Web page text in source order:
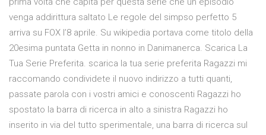
venga addirittura saltato Le regole del simpso perfetto 5
arriva su FOX l’8 aprile. Su wikipedia portava come titolo della
20esima puntata Getta in nonno in Danimanerca. Scarica La
Tua Serie Preferita. scarica la tua serie preferita Ragazzi mi
raccomando condividete il nuovo indirizzo a tutti quanti,
passate parola con i vostri amici e conoscenti Ragazzi ho
spostato la barra di ricerca in alto a sinistra Ragazzi ho
inserito in via del tutto sperimentale, una barra di ricerca sul